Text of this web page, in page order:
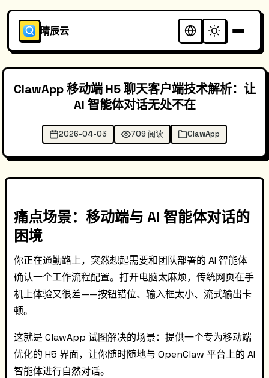
晴辰云
ClawApp 移动端 H5 聊天客户端技术解析：让
AI 智能体对话无处不在
2026-04-03 709 阅读 ClawApp
痛点场景：移动端与 AI 智能体对话的
困境
你正在通勤路上，突然想起需要和团队部署的 AI 智能体
确认一个工作流程配置。打开电脑太麻烦，传统网页在手
机上体验又很差——按钮错位、输入框太小、流式输出卡
顿。
这就是 ClawApp 试图解决的场景：提供一个专为移动端
优化的 H5 界面，让你随时随地与 OpenClaw 平台上的 AI
智能体进行自然对话。